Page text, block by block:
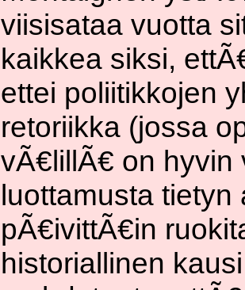
viisisataa vuotta
kaikkea siksi,
ettei poliitikkojen
retoriikka (jossa
vÃ€lillÃ€ on hyvin
luottamusta tietyn
pÃ€ivittÃ€in
historiallinen